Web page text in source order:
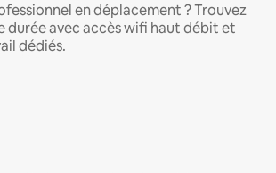
en déplacement ? Trouvez
durée avec accès wifi haut débit et
dédiés.